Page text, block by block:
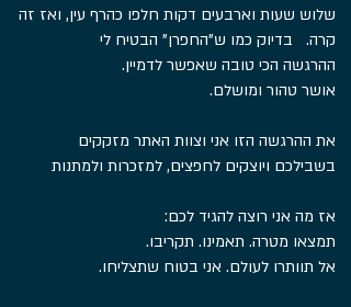
שלוש שעות וארבעים דקות חלפו כהרף עין, ואז זה
קרה. בדיוק כמו ש"החפרן" הבטיח לי
.ההרגשה הכי טובה שאפשר לדמיין
.אושר טהור ומושלם
את ההרגשה הזו אני וצוות האתר מזקקים
בשבילכם ויוצקים לחפצים, למזכרות ולמתנות
:אז מה אני רוצה להגיד לכם
.תמצאו מטרה. תאמינו. תקריבו
.אל תוותרו לעולם. אני בטוח שתצליחו